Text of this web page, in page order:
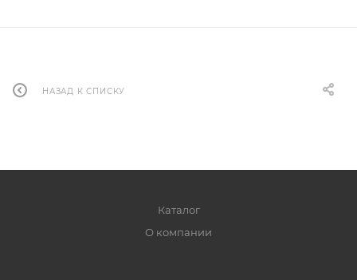
НАЗАД К СПИСКУ
Каталог
О компании